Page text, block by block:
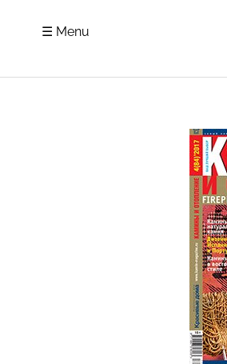
☰ Menu